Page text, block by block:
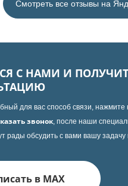
Смотреть все отзывы на
С НАМИ И
для вас способ связи, нажмите
звонок, после наши
рады обсудить с вами вашу
в MAX